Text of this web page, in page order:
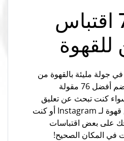
أفضل 76 اقتباس
جولة مليئة بالقهوة من
خلال مجموعتنا التي تضم أفضل 76 مقولة
كنت تبحث عن تعليق
حول القهوة أو اقتباس قهوة لـ Instagram أو كنت
على بعض اقتباسات
في المكان الصحيح!